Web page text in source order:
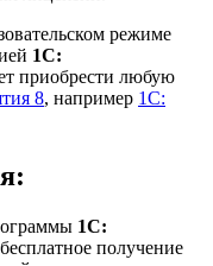
режиме
1С:
приобрести любую
8, например 1С:
1С:
получение